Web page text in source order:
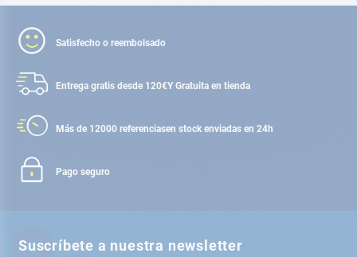
Satisfecho o reembolsado
Entrega gratis desde 120€Y Gratuita en tienda
Más de 12000 referenciasen stock enviadas en 24h
Pago seguro
Suscríbete a nuestra newsletter